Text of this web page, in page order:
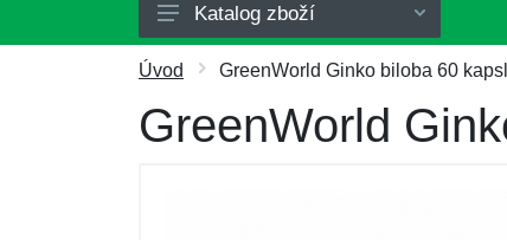
Doplňky stravy
Nápoje
Katalog zboží
Úvod GreenWorld Ginko biloba 60
GreenWorld